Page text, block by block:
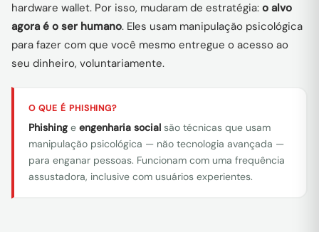
hardware wallet. Por isso, mudaram de estratégia: o alvo
agora é o ser humano. Eles usam manipulação psicológica
para fazer com que você mesmo entregue o acesso ao
seu dinheiro, voluntariamente.
O QUE É PHISHING?
Phishing e engenharia social são técnicas que usam
manipulação psicológica — não tecnologia avançada —
para enganar pessoas. Funcionam com uma frequência
assustadora, inclusive com usuários experientes.